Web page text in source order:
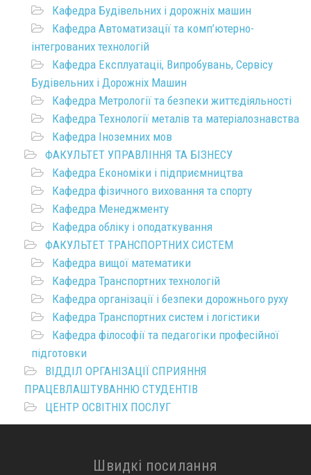
Кафедра Будівельних і дорожніх машин
Кафедра Автоматизації та комп’ютерно-
інтегрованих технологій
Кафедра Експлуатаціі, Випробувань, Сервісу
Будівельних і Дорожніх Машин
Кафедра Метрології та безпеки життєдіяльності
Кафедра Технології металів та матеріалознавства
Кафедра Іноземних мов
ФАКУЛЬТЕТ УПРАВЛІННЯ ТА БІЗНЕСУ
Кафедра Економіки і підприємництва
Кафедра фізичного виховання та спорту
Кафедра Менеджменту
Кафедра обліку і оподаткування
ФАКУЛЬТЕТ ТРАНСПОРТНИХ СИСТЕМ
Кафедра вищої математики
Кафедра Транспортних технологій
Кафедра організації і безпеки дорожнього руху
Кафедра Транспортних систем і логістики
Кафедра філософії та педагогіки професійної
підготовки
ВІДДІЛ ОРГАНІЗАЦІЇ СПРИЯННЯ
ПРАЦЕВЛАШТУВАННЮ СТУДЕНТІВ
ЦЕНТР ОСВІТНІХ ПОСЛУГ
Швидкі посилання